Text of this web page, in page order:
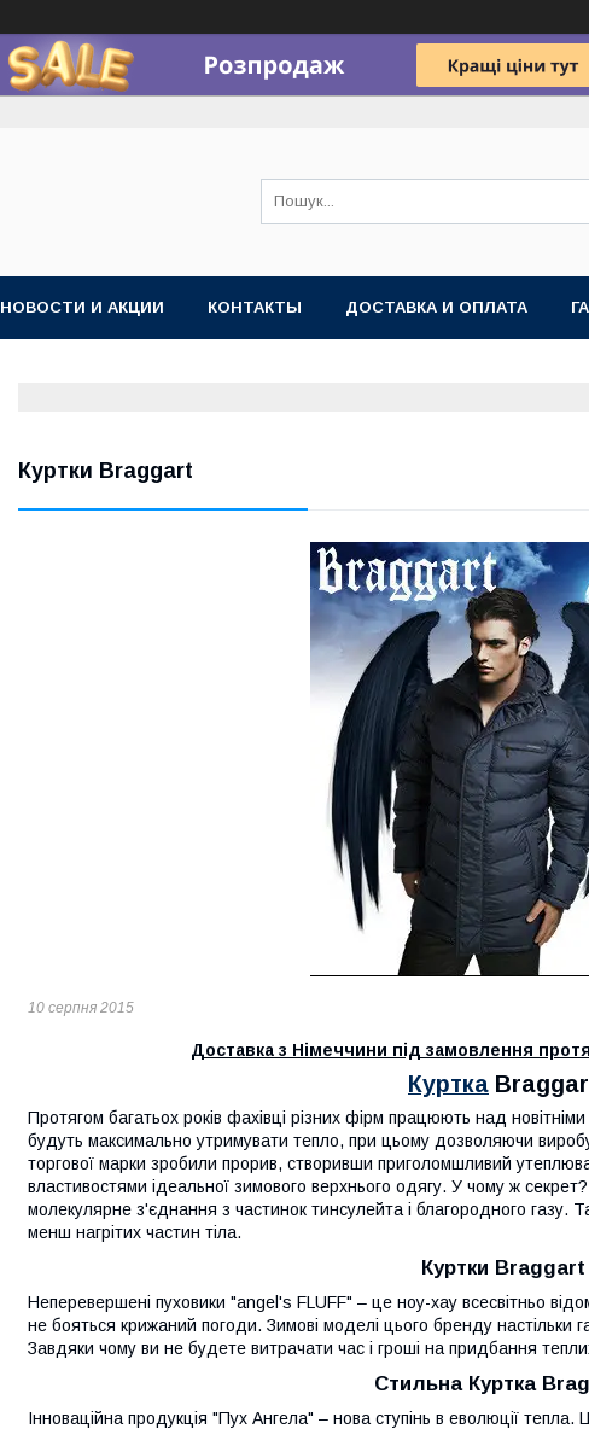
НОВОСТИ И АКЦИИ КОНТАКТЫ ДОСТАВКА И ОПЛАТА
Куртки Braggart
10 серпня 2015
Доставка з Німеччини під замовлення
Куртка
Протягом багатьох років фахівці різних фірм працюють над
будуть максимально утримувати тепло, при цьому дозволяючи виробу
торгової марки зробили прорив, створивши приголомшливий
властивостями ідеальної зимового верхнього одягу. У чому ж
молекулярне з'єднання з частинок тинсулейта і благородного газу.
менш нагрітих частин тіла.
Куртки Braggart
Неперевершені пуховики "angel's FLUFF" – це ноу-хау всесвітньо
не бояться крижаний погоди. Зимові моделі цього бренду настільки
Завдяки чому ви не будете витрачати час і гроші на придбання
Стильна Куртка
Інноваційна продукція "Пух Ангела" – нова ступінь в еволюції